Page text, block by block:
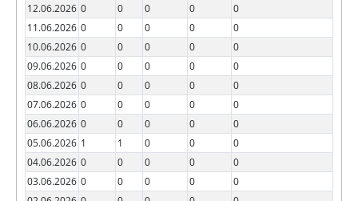
12.06.2026 0 0 0 0
0
11.06.2026 0 0 0 0
0
10.06.2026 0 0 0 0
0
09.06.2026 0 0 0 0
0
08.06.2026 0 0 0 0
0
07.06.2026 0 0 0 0
0
06.06.2026 0 0 0 0
0
05.06.2026 1 1 0 0
0
04.06.2026 0 0 0 0
0
03.06.2026 0 0 0 0
0